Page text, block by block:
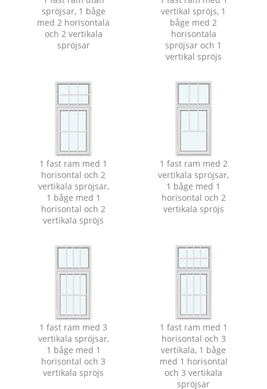
spröjsar, 1 båge
med 2 horisontala
och 2 vertikala
spröjsar
vertikal spröjs, 1
båge med 2
horisontala
spröjsar och 1
vertikal spröjs
1 fast ram med 1
horisontal och 2
vertikala spröjsar,
1 båge med 1
horisontal och 2
vertikala spröjs
1 fast ram med 2
vertikala spröjsar,
1 båge med 1
horisontal och 2
vertikala spröjs
1 fast ram med 3
vertikala spröjsar,
1 båge med 1
horisontal och 3
vertikala spröjs
1 fast ram med 1
horisontal och 3
vertikala, 1 båge
med 1 horisontal
och 3 vertikala
spröjsar